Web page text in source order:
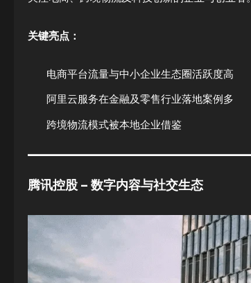
关键亮点：
电商平台流量与中小企业生态圈活跃度高
阿里云服务在金融及零售行业落地案例多
跨境物流模式被本地企业借鉴
腾讯控股 – 数字内容与社交生态